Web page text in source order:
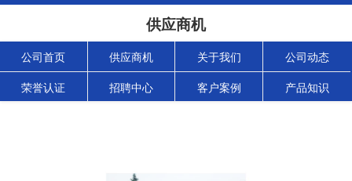
供应商机
公司首页 供应商机 关于我们 公司动态
荣誉认证 招聘中心 客户案例 产品知识